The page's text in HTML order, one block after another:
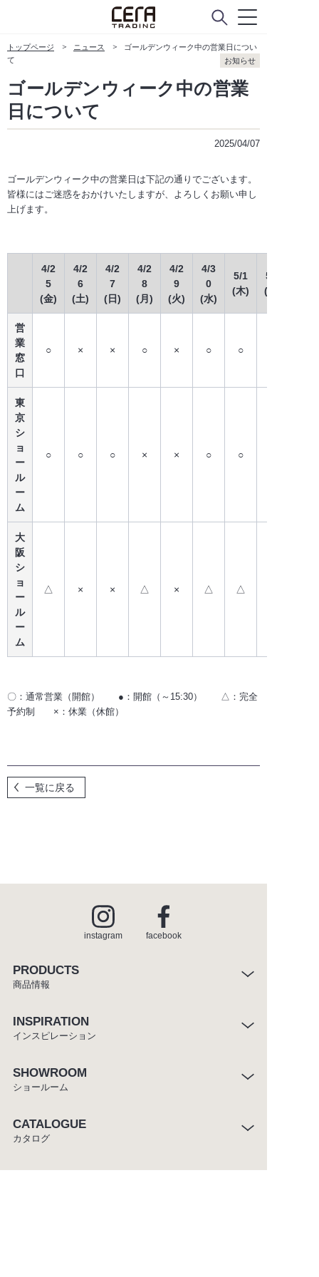
トップページ ニュース
ゴールデンウィーク中の営業日につい
て
お知らせ
ゴールデンウィーク中の営業
日について
2025/04/07
ゴールデンウィーク中の営業日は下記の通りでございます。
皆様にはご迷惑をおかけいたしますが、よろしくお願い申し
上げます。
4/2
5
(金)
4/2
6
(土)
4/2
7
(日)
4/2
8
(月)
4/2
9
(火)
4/3
0
(水)
5/1
(木)
5/2
(金)
営
業
窓
口
○ × × ○ × ○ ○
東
京
シ
ョ
ー
ル
ー
ム
○ ○ ○ × × ○ ○
大
阪
シ
ョ
ー
ル
ー
ム
△ × × △ × △ △
〇：通常営業（開館） ●：開館（～15:30） △：完全
予約制 ×：休業（休館）
一覧に戻る
instagram facebook
PRODUCTS
商品情報
INSPIRATION
インスピレーション
SHOWROOM
ショールーム
CATALOGUE
カタログ
for SUPPLIERS